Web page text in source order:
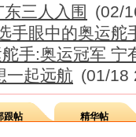
三人入围
(02/
手眼中的奥运舵
手:奥运冠军 宁
一起远航 (01/18
跟帖 精华帖